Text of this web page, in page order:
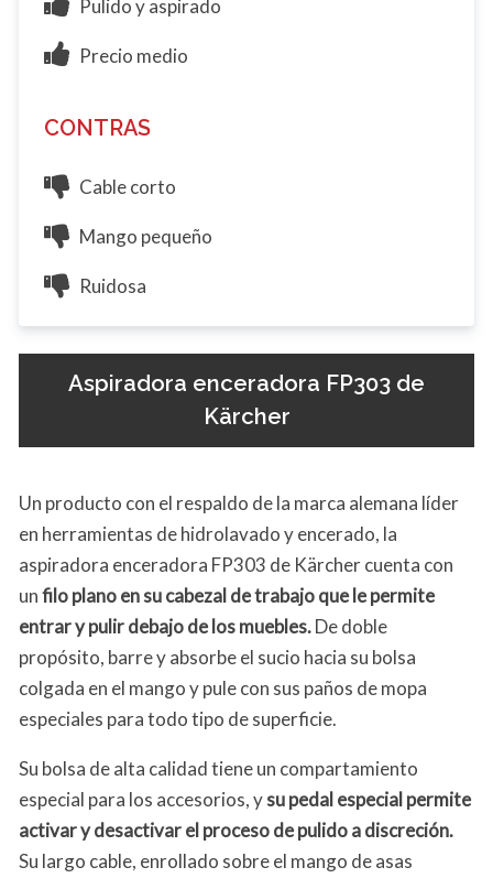
Pulido y aspirado
Precio medio
CONTRAS
Cable corto
Mango pequeño
Ruidosa
Aspiradora enceradora FP303 de
Kärcher
Un producto con el respaldo de la marca alemana líder
en herramientas de hidrolavado y encerado, la
aspiradora enceradora FP303 de Kärcher cuenta con
unfilo plano en su cabezal de trabajo que le permite
entrar y pulir debajo de los muebles.De doble
propósito, barre y absorbe el sucio hacia su bolsa
colgada en el mango y pule con sus paños de mopa
especiales para todo tipo de superficie.
Su bolsa de alta calidad tiene un compartamiento
especial para los accesorios, ysu pedal especial permite
activar y desactivar el proceso de pulido a discreción.
Su largo cable, enrollado sobre el mango de asas